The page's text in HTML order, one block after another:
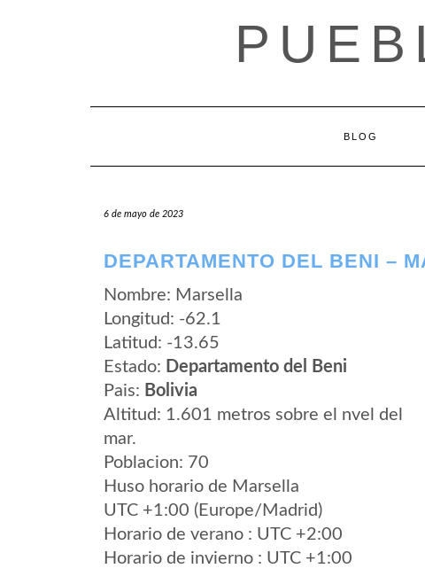
BLOG
6 de mayo de 2023
DEPARTAMENTO DEL BENI –
Nombre: Marsella
Longitud: -62.1
Latitud: -13.65
Estado: Departamento del Beni
Pais: Bolivia
Altitud: 1.601 metros sobre el nvel del
mar.
Poblacion: 70
Huso horario de Marsella
UTC +1:00 (Europe/Madrid)
Horario de verano : UTC +2:00
Horario de invierno : UTC +1:00